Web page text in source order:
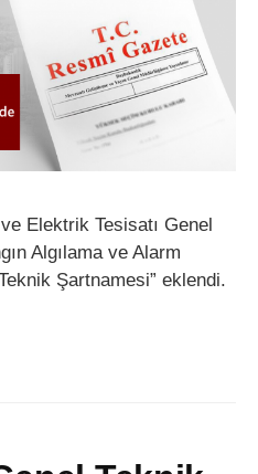
Elektrik Tesisatı Genel
Algılama ve Alarm
Şartnamesi” eklendi.